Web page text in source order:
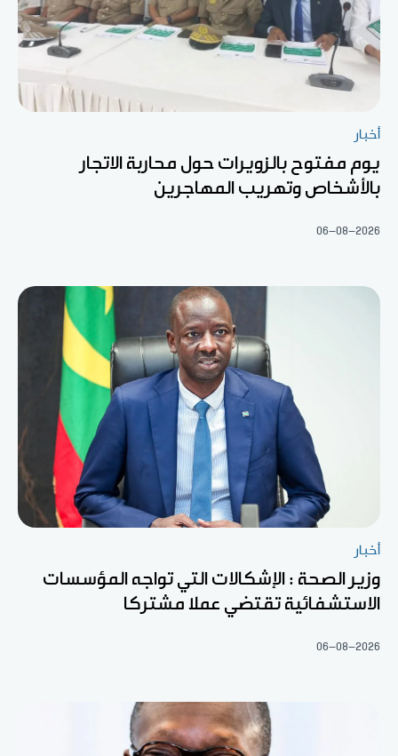
أخبار
يوم مفتوح بالزويرات حول محاربة الاتجار
بالأشخاص وتهريب المهاجرين
06-08-2026
أخبار
وزير الصحة : الإشكالات التي تواجه المؤسسات
الاستشفائية تقتضي عملا مشتركا
06-08-2026